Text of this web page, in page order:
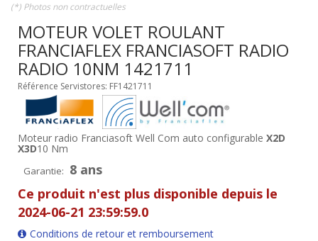
(*) Photos non contractuelles
MOTEUR VOLET ROULANT
FRANCIAFLEX FRANCIASOFT RADIO
RADIO 10NM 1421711
Référence Servistores: FF1421711
Moteur radio Franciasoft Well Com auto configurable X2D
X3D10 Nm
Garantie: 8 ans
Ce produit n'est plus disponible depuis le
2024-06-21 23:59:59.0
Conditions de retour et remboursement